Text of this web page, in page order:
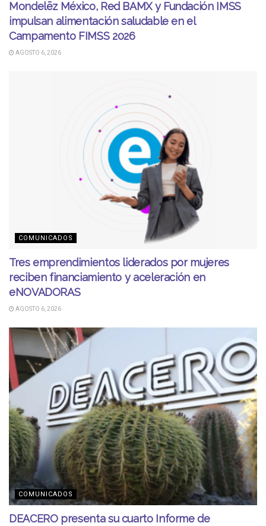
Mondelēz México, Red BAMX y Fundación IMSS
impulsan alimentación saludable en el
Campamento FIMSS 2026
AGOSTO 6, 2026
COMUNICADOS
Tres emprendimientos liderados por mujeres
reciben financiamiento y aceleración en
eNOVADORAS
AGOSTO 6, 2026
COMUNICADOS
DEACERO presenta su cuarto Informe de